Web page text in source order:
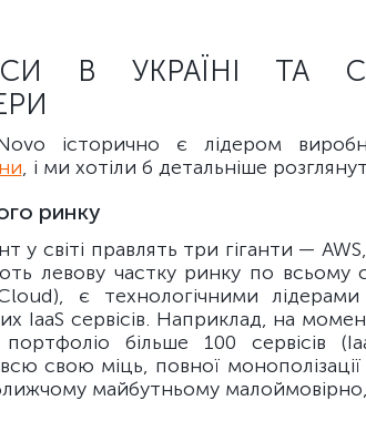
В УКРАЇНІ ТА
історично є лідером
, і ми хотіли б детальніше
ринку
у світі правлять три гіганти —
левову частку ринку по всьому
є технологічними
IaaS сервісів. Наприклад, на
більше 100 сервісів
свою міць, повної
майбутньому